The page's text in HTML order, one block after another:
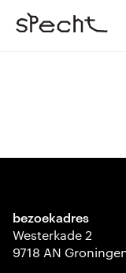
bezoekadres
Westerkade 2
9718 AN